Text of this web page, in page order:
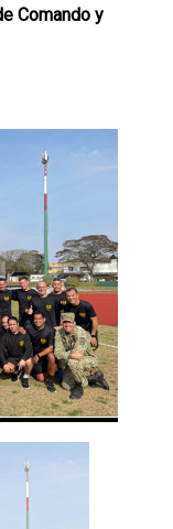
Comando y